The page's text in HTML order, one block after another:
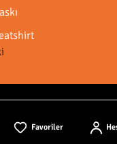
Favoriler
Web Tasarım
Koozmo